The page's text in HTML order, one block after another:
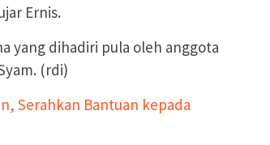
Ernis.
yang dihadiri pula oleh anggota
(rdi)
Serahkan Bantuan kepada